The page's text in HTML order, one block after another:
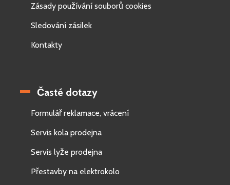
Zásady používání souborů cookies
Sledování zásilek
Kontakty
Časté dotazy
Formulář reklamace, vrácení
Servis kola prodejna
Servis lyže prodejna
Přestavby na elektrokolo